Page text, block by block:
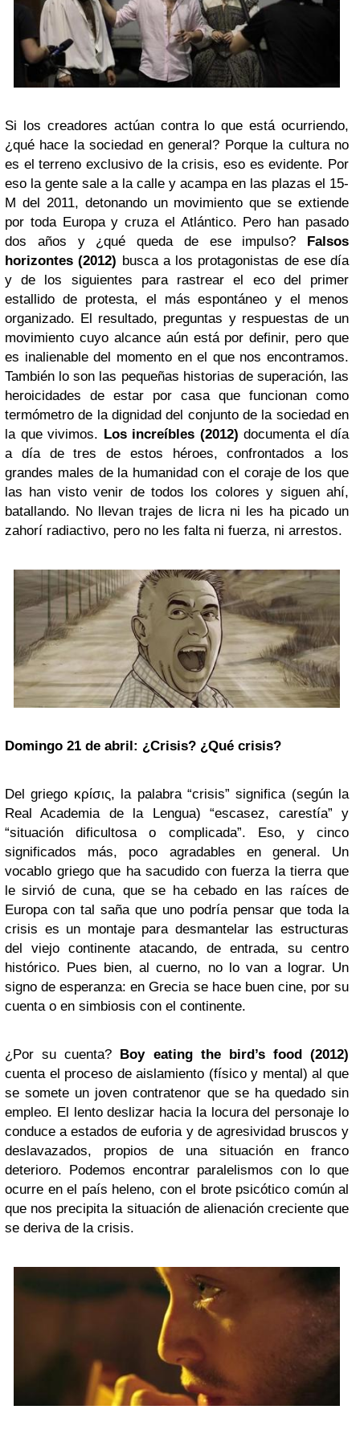
Si los creadores actúan contra lo que está ocurriendo,
¿qué hace la sociedad en general? Porque la cultura no
es el terreno exclusivo de la crisis, eso es evidente. Por
eso la gente sale a la calle y acampa en las plazas el 15-
M del 2011, detonando un movimiento que se extiende
por toda Europa y cruza el Atlántico. Pero han pasado
dos años y ¿qué queda de ese impulso? Falsos
horizontes (2012) busca a los protagonistas de ese día
y de los siguientes para rastrear el eco del primer
estallido de protesta, el más espontáneo y el menos
organizado. El resultado, preguntas y respuestas de un
movimiento cuyo alcance aún está por definir, pero que
es inalienable del momento en el que nos encontramos.
También lo son las pequeñas historias de superación, las
heroicidades de estar por casa que funcionan como
termómetro de la dignidad del conjunto de la sociedad en
la que vivimos. Los increíbles (2012) documenta el día
a día de tres de estos héroes, confrontados a los
grandes males de la humanidad con el coraje de los que
las han visto venir de todos los colores y siguen ahí,
batallando. No llevan trajes de licra ni les ha picado un
zahorí radiactivo, pero no les falta ni fuerza, ni arrestos.
Domingo 21 de abril: ¿Crisis? ¿Qué crisis?
Del griego κρίσις, la palabra “crisis” significa (según la
Real Academia de la Lengua) “escasez, carestía” y
“situación dificultosa o complicada”. Eso, y cinco
significados más, poco agradables en general. Un
vocablo griego que ha sacudido con fuerza la tierra que
le sirvió de cuna, que se ha cebado en las raíces de
Europa con tal saña que uno podría pensar que toda la
crisis es un montaje para desmantelar las estructuras
del viejo continente atacando, de entrada, su centro
histórico. Pues bien, al cuerno, no lo van a lograr. Un
signo de esperanza: en Grecia se hace buen cine, por su
cuenta o en simbiosis con el continente.
¿Por su cuenta? Boy eating the bird’s food (2012)
cuenta el proceso de aislamiento (físico y mental) al que
se somete un joven contratenor que se ha quedado sin
empleo. El lento deslizar hacia la locura del personaje lo
conduce a estados de euforia y de agresividad bruscos y
deslavazados, propios de una situación en franco
deterioro. Podemos encontrar paralelismos con lo que
ocurre en el país heleno, con el brote psicótico común al
que nos precipita la situación de alienación creciente que
se deriva de la crisis.